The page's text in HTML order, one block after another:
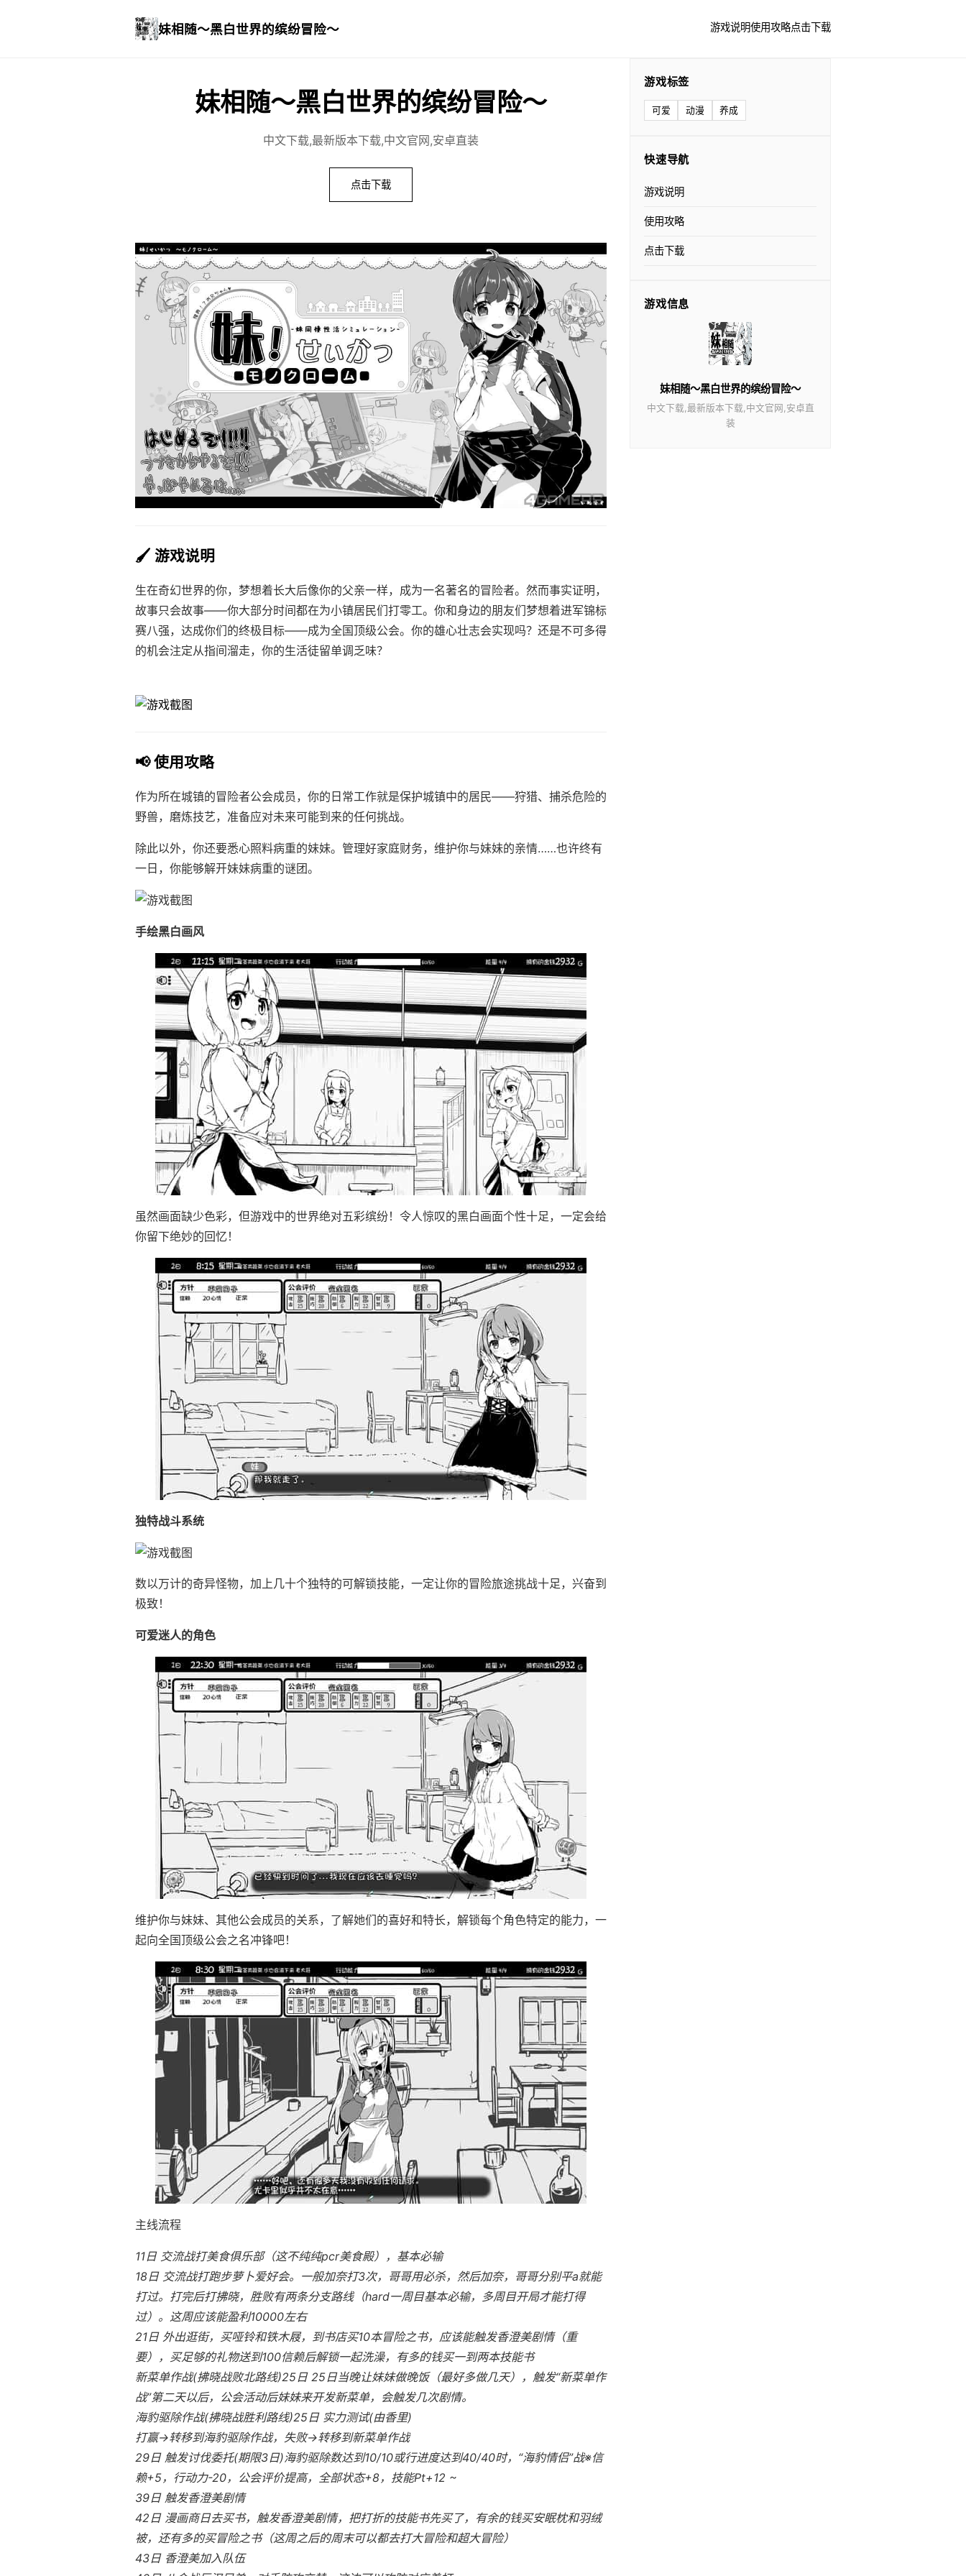
妹相随～黑白世界的缤纷冒险～ 游戏说明使用攻略点击下载
妹相随～黑白世界的缤纷冒险～
中文下载,最新版本下载,中文官网,安卓直装
点击下载
🖌️ 游戏说明
生在奇幻世界的你，梦想着长大后像你的父亲一样，成为一名著名的冒险者。然而事实证明，
故事只会故事——你大部分时间都在为小镇居民们打零工。你和身边的朋友们梦想着进军锦标
赛八强，达成你们的终极目标——成为全国顶级公会。你的雄心壮志会实现吗？还是不可多得
的机会注定从指间溜走，你的生活徒留单调乏味？
📢 使用攻略
作为所在城镇的冒险者公会成员，你的日常工作就是保护城镇中的居民——狩猎、捕杀危险的
野兽，磨炼技艺，准备应对未来可能到来的任何挑战。
除此以外，你还要悉心照料病重的妹妹。管理好家庭财务，维护你与妹妹的亲情……也许终有
一日，你能够解开妹妹病重的谜团。
手绘黑白画风
虽然画面缺少色彩，但游戏中的世界绝对五彩缤纷！令人惊叹的黑白画面个性十足，一定会给
你留下绝妙的回忆！
独特战斗系统
数以万计的奇异怪物，加上几十个独特的可解锁技能，一定让你的冒险旅途挑战十足，兴奋到
极致！
可爱迷人的角色
维护你与妹妹、其他公会成员的关系，了解她们的喜好和特长，解锁每个角色特定的能力，一
起向全国顶级公会之名冲锋吧！
主线流程
11日 交流战打美食俱乐部（这不纯纯pcr美食殿），基本必输
18日 交流战打跑步萝卜爱好会。一般加奈打3次，哥哥用必杀，然后加奈，哥哥分别平a就能
打过。打完后打拂晓，胜败有两条分支路线（hard一周目基本必输，多周目开局才能打得
过）。这周应该能盈利10000左右
21日 外出逛街，买哑铃和铁木屐，到书店买10本冒险之书，应该能触发香澄美剧情（重
要），买足够的礼物送到100信赖后解锁一起洗澡，有多的钱买一到两本技能书
新菜单作战(拂晓战败北路线)25日 25日当晚让妹妹做晚饭（最好多做几天），触发“新菜单作
战”第二天以后，公会活动后妹妹来开发新菜单，会触发几次剧情。
海豹驱除作战(拂晓战胜利路线)25日 实力测试(由香里)
打赢→转移到海豹驱除作战，失败→转移到新菜单作战
29日 触发讨伐委托(期限3日)海豹驱除数达到10/10或行进度达到40/40时，“海豹情侣”战※信
赖+5，行动力-20，公会评价提高，全部状态+8，技能Pt+12 ~
39日 触发香澄美剧情
42日 漫画商日去买书，触发香澄美剧情，把打折的技能书先买了，有余的钱买安眠枕和羽绒
被，还有多的买冒险之书（这周之后的周末可以都去打大冒险和超大冒险）
43日 香澄美加入队伍
游戏标签
可爱 动漫 养成
快速导航
游戏说明
使用攻略
点击下载
游戏信息
妹相随～黑白世界的缤纷冒险～
中文下载,最新版本下载,中文官网,安卓直
装